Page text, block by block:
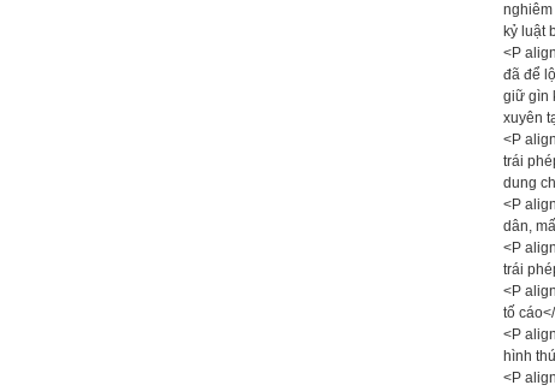
nghiêm
kỷ luật
<P
đã để
giữ gìn
xuyên
<P
trái
dung
<P
dân,
<P
trái
<P
tố
<P
hình
<P